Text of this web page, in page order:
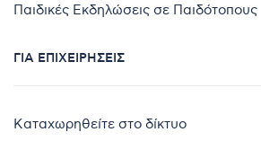
Παιδικές Εκδηλώσεις σε Παιδότοπους
ΓΙΑ ΕΠΙΧΕΙΡΉΣΕΙΣ
Καταχωρηθείτε στο δίκτυο